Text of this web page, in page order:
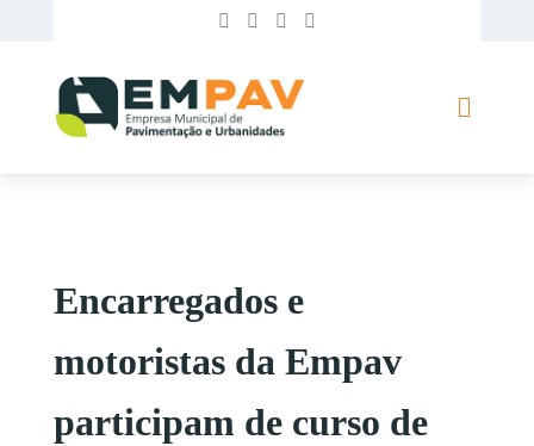
Encarregados e
motoristas da Empav
participam de curso de